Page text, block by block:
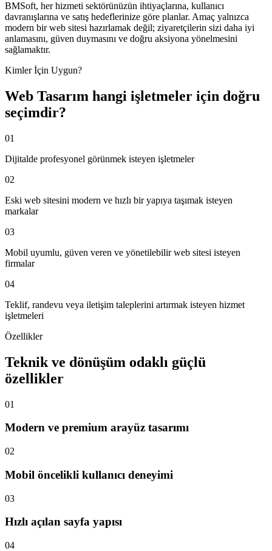
BMSoft, her hizmeti sektörünüzün ihtiyaçlarına, kullanıcı
davranışlarına ve satış hedeflerinize göre planlar. Amaç yalnızca
modern bir web sitesi hazırlamak değil; ziyaretçilerin sizi daha iyi
anlamasını, güven duymasını ve doğru aksiyona yönelmesini
sağlamaktır.
Kimler İçin Uygun?
Web Tasarım hangi işletmeler için doğru
seçimdir?
01
Dijitalde profesyonel görünmek isteyen işletmeler
02
Eski web sitesini modern ve hızlı bir yapıya taşımak isteyen
markalar
03
Mobil uyumlu, güven veren ve yönetilebilir web sitesi isteyen
firmalar
04
Teklif, randevu veya iletişim taleplerini artırmak isteyen hizmet
işletmeleri
Özellikler
Teknik ve dönüşüm odaklı güçlü
özellikler
01
Modern ve premium arayüz tasarımı
02
Mobil öncelikli kullanıcı deneyimi
03
Hızlı açılan sayfa yapısı
04